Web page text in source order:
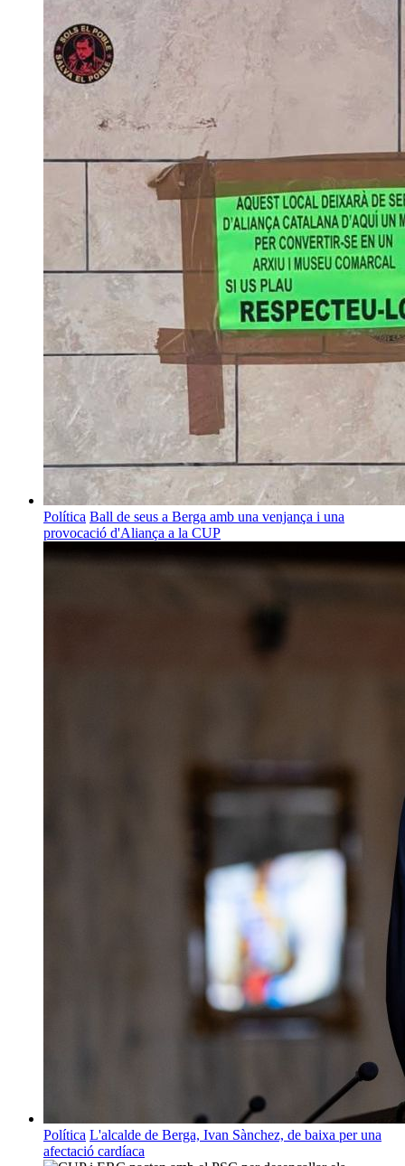
Política Ball de seus a Berga amb una venjança i una
provocació d'Aliança a la CUP
Política L'alcalde de Berga, Ivan Sànchez, de baixa per una
afectació cardíaca